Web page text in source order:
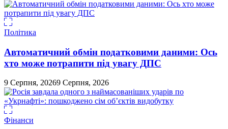
Політика
Автоматичний обмін податковими даними: Ось
хто може потрапити під увагу ДПС
9 Серпня, 20269 Серпня, 2026
Фінанси